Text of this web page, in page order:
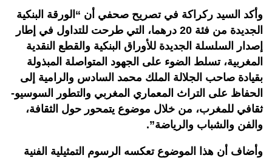
وأكد السيد ركراكة في تصريح صحفي أن “الورقة البنكية
الجديدة من فئة 20 درهما، التي طرحت للتداول في إطار
إصدار السلسلة الجديدة للأوراق البنكية والقطع النقدية
المغربية، تسلط الضوء على الجهود المتواصلة المبذولة
بقيادة صاحب الجلالة الملك محمد السادس والرامية إلى
الحفاظ على التراث المعماري المغربي والتطور السوسيو-
ثقافي للمغرب، من خلال موضوع يتمحور حول الثقافة،
والفن والشباب والرياضة”.
وأضاف أن هذا الموضوع تعكسه الرسوم التمثيلية الفنية